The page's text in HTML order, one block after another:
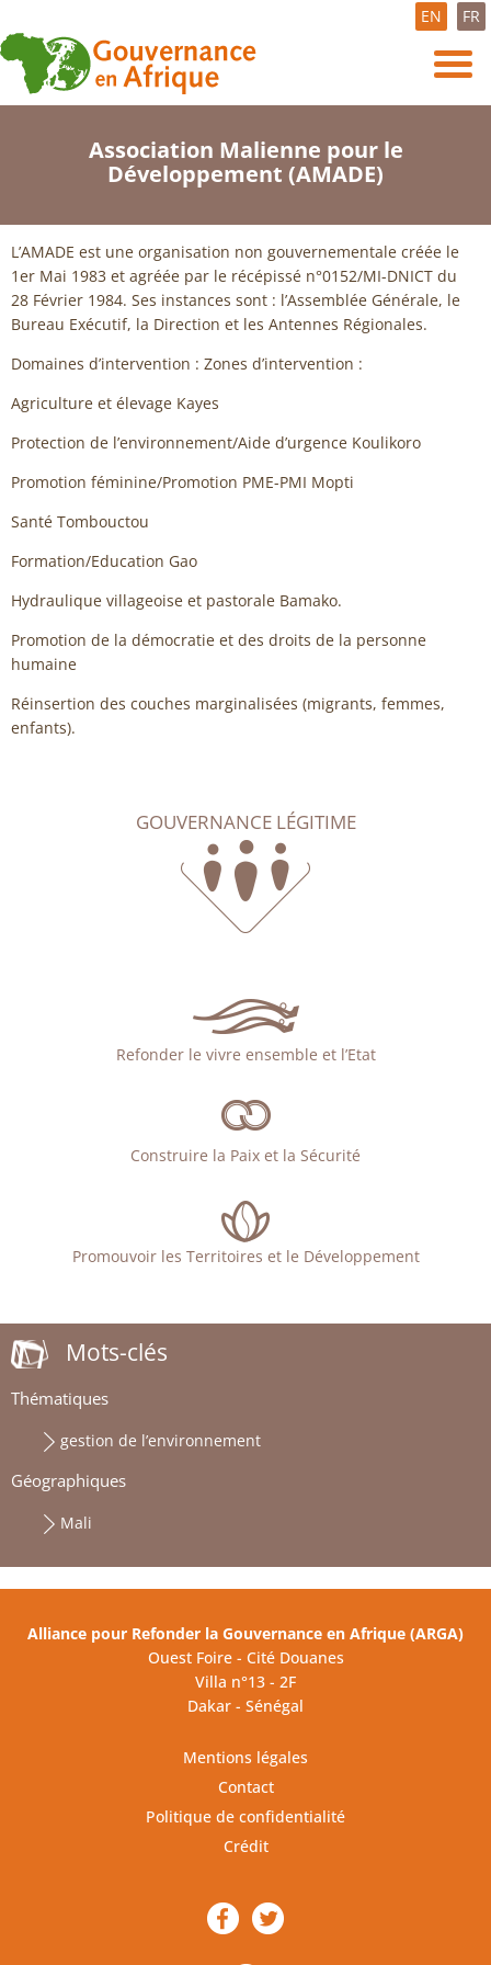
EN FR
Association Malienne pour le
Développement (AMADE)
L’AMADE est une organisation non gouvernementale créée le
1er Mai 1983 et agréée par le récépissé n°0152/MI-DNICT du
28 Février 1984. Ses instances sont : l’Assemblée Générale, le
Bureau Exécutif, la Direction et les Antennes Régionales.
Domaines d’intervention : Zones d’intervention :
Agriculture et élevage Kayes
Protection de l’environnement/Aide d’urgence Koulikoro
Promotion féminine/Promotion PME-PMI Mopti
Santé Tombouctou
Formation/Education Gao
Hydraulique villageoise et pastorale Bamako.
Promotion de la démocratie et des droits de la personne
humaine
Réinsertion des couches marginalisées (migrants, femmes,
enfants).
GOUVERNANCE LÉGITIME
Refonder le vivre ensemble et l’Etat
Construire la Paix et la Sécurité
Promouvoir les Territoires et le Développement
Mots-clés
Thématiques
gestion de l’environnement
Géographiques
Mali
Alliance pour Refonder la Gouvernance en Afrique (ARGA)
Ouest Foire - Cité Douanes
Villa n°13 - 2F
Dakar - Sénégal
Mentions légales
Contact
Politique de confidentialité
Crédit